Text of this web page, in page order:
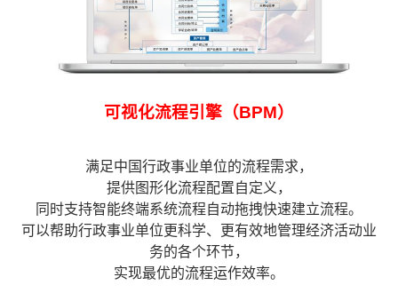
可视化流程引擎（BPM）
满足中国行政事业单位的流程需求，
提供图形化流程配置自定义，
同时支持智能终端系统流程自动拖拽快速建立流程。
可以帮助行政事业单位更科学、更有效地管理经济活动业
务的各个环节，
实现最优的流程运作效率。